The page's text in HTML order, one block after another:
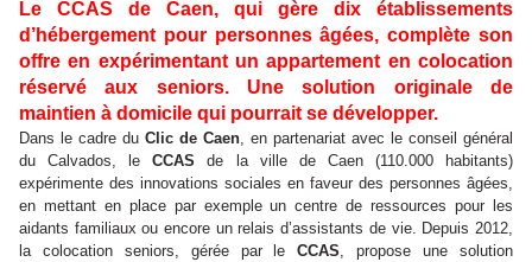
Le CCAS de Caen, qui gère dix établissements
d’hébergement pour personnes âgées, complète son
offre en expérimentant un appartement en colocation
réservé aux seniors. Une solution originale de
maintien à domicile qui pourrait se développer.
Dans le cadre du Clic de Caen, en partenariat avec le conseil général
du Calvados, leCCAS de la ville de Caen (110.000 habitants)
expérimente des innovations sociales en faveur des personnes âgées,
en mettant en place par exemple un centre de ressources pour les
aidants familiaux ou encore un relais d’assistants de vie. Depuis 2012,
la colocation seniors, gérée par leCCAS, propose une solution